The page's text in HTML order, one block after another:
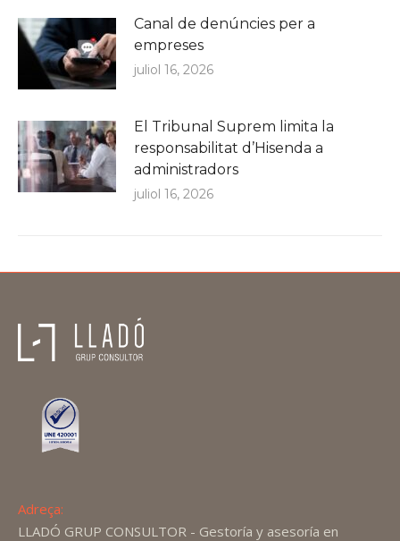
Canal de denúncies per a
empreses
juliol 16, 2026
El Tribunal Suprem limita la
responsabilitat d’Hisenda a
administradors
juliol 16, 2026
Adreça:
LLADÓ GRUP CONSULTOR - Gestoría y asesoría en